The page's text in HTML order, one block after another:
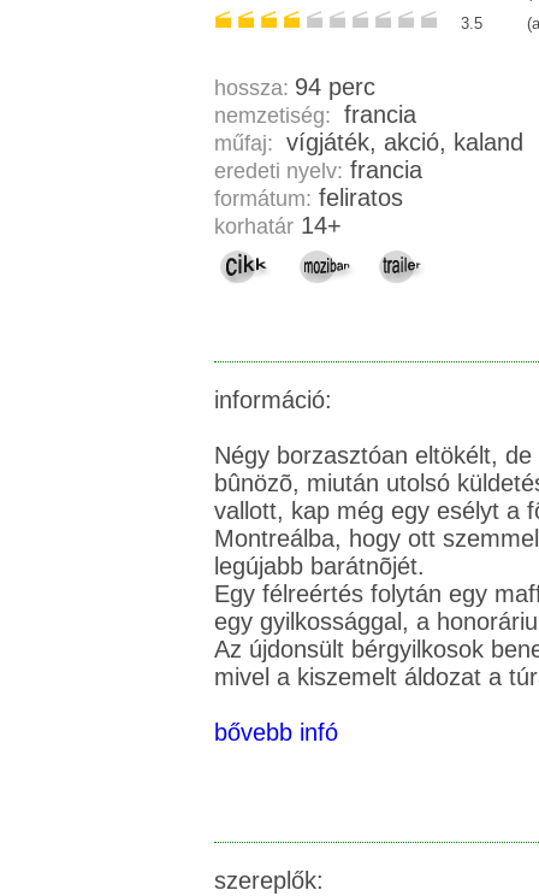
3.5
hossza: 94 perc
nemzetiség: francia
műfaj: vígjáték, akció, kaland
eredeti nyelv: francia
formátum: feliratos
korhatár 14+
információ:
Négy borzasztóan eltökélt,
bûnözõ, miután utolsó
vallott, kap még egy esélyt a
Montreálba, hogy ott
legújabb barátnõjét.
Egy félreértés folytán egy
egy gyilkossággal, a
Az újdonsült bérgyilkosok
bővebb infó
szereplők: